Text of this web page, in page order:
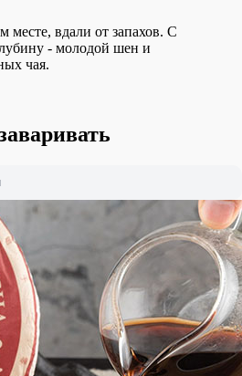
месте, вдали от запахов. С
- молодой шен и
чая.